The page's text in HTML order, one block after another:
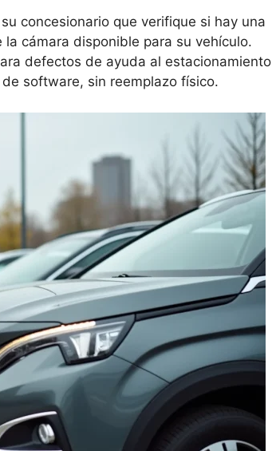
concesionario que verifique si hay una
cámara disponible para su vehículo.
defectos de ayuda al estacionamiento
software, sin reemplazo físico.